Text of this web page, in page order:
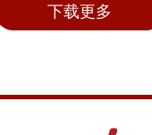
下载更多